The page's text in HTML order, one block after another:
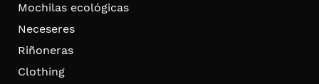
Mochilas ecológicas
Neceseres
Riñoneras
Clothing